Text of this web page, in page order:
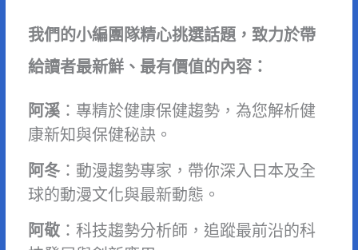
我們的小編團隊精心挑選話題，致力於帶
給讀者最新鮮、最有價值的內容：
阿溪：專精於健康保健趨勢，為您解析健
康新知與保健秘訣。
阿冬：動漫趨勢專家，帶你深入日本及全
球的動漫文化與最新動態。
阿敬：科技趨勢分析師，追蹤最前沿的科